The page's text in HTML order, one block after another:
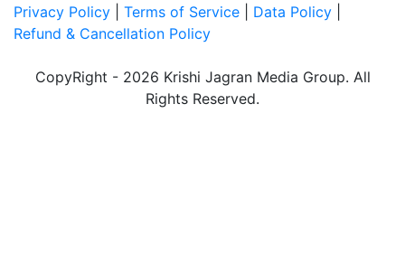
Privacy Policy
Terms of Service Data Policy
Refund & Cancellation Policy
CopyRight - 2026 Krishi Jagran Media Group. All
Rights Reserved.